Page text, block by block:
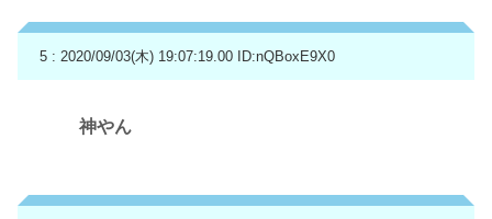
5 : 2020/09/03(木) 19:07:19.00 ID:nQBoxE9X0
神やん